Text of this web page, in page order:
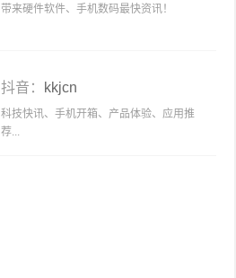
带来硬件软件、手机数码最快资讯！
抖音： kkjcn
科技快讯、手机开箱、产品体验、应用推
荐...